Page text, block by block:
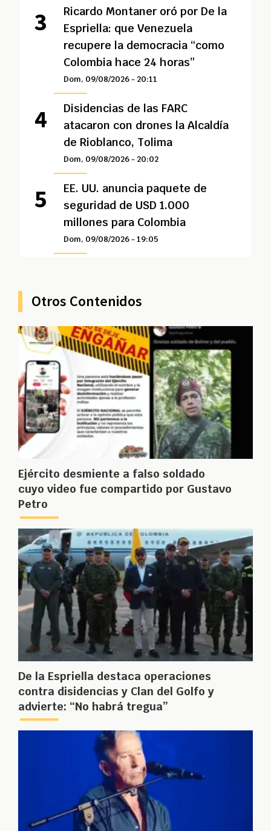
Ricardo Montaner oró por De la
Espriella: que Venezuela
recupere la democracia “como
Colombia hace 24 horas”
Dom, 09/08/2026 - 20:11
Disidencias de las FARC
atacaron con drones la Alcaldía
de Rioblanco, Tolima
Dom, 09/08/2026 - 20:02
EE. UU. anuncia paquete de
seguridad de USD 1.000
millones para Colombia
Dom, 09/08/2026 - 19:05
Otros Contenidos
Ejército desmiente a falso soldado
cuyo video fue compartido por Gustavo
Petro
De la Espriella destaca operaciones
contra disidencias y Clan del Golfo y
advierte: “No habrá tregua”